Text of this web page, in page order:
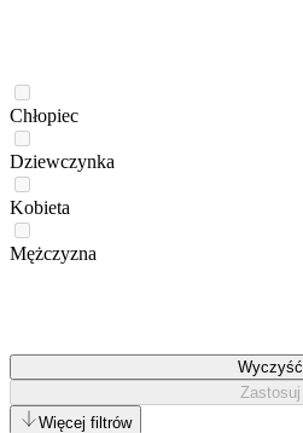
Chłopiec
Dziewczynka
Kobieta
Mężczyzna
Wyczyść
Zastosuj
Więcej filtrów